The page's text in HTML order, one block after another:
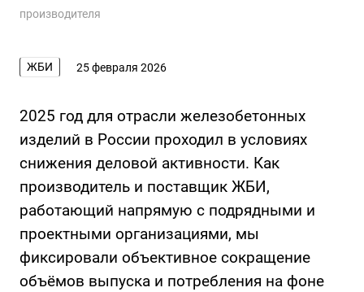
производителя
ЖБИ 25 февраля 2026
2025 год для отрасли железобетонных
изделий в России проходил в условиях
снижения деловой активности. Как
производитель и поставщик ЖБИ,
работающий напрямую с подрядными и
проектными организациями, мы
фиксировали объективное сокращение
объёмов выпуска и потребления на фоне